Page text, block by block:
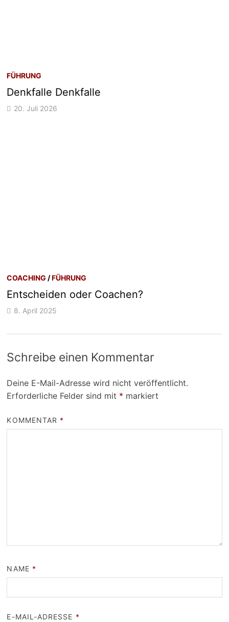
FÜHRUNG
Denkfalle Denkfalle
20. Juli 2026
COACHING /FÜHRUNG
Entscheiden oder Coachen?
8. April 2025
Schreibe einen Kommentar
Deine E-Mail-Adresse wird nicht veröffentlicht.
Erforderliche Felder sind mit * markiert
KOMMENTAR *
NAME *
E-MAIL-ADRESSE *